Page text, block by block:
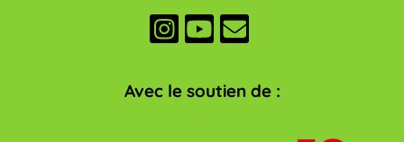
Avec le soutien de :